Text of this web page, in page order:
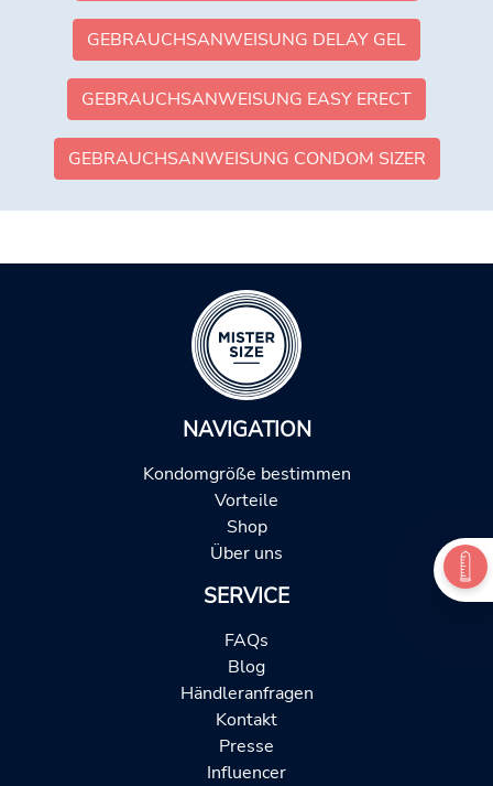
GEBRAUCHSANWEISUNG DELAY GEL
GEBRAUCHSANWEISUNG EASY ERECT
GEBRAUCHSANWEISUNG CONDOM SIZER
NAVIGATION
Kondomgröße bestimmen
Vorteile
Shop
Über uns
SERVICE
FAQs
Blog
Händleranfragen
Kontakt
Presse
Influencer